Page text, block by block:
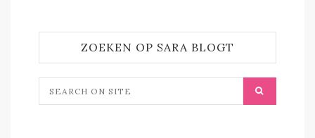
ZOEKEN OP SARA BLOGT